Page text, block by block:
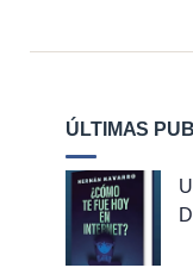
ÚLTIMAS